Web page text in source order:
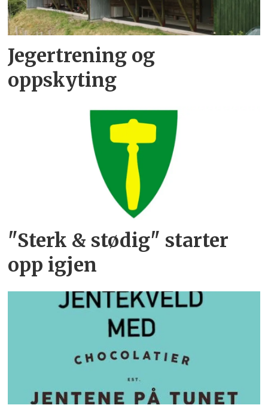
Jegertrening og
oppskyting
"Sterk & stødig" starter
opp igjen